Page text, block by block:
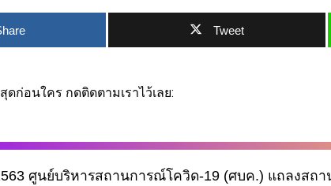
Tweet
ก่อนใคร กดติดตามเราไว้เลย:
ศูนย์บริหารสถานการณ์โควิด-19 (ศบค.) แถลงสถ